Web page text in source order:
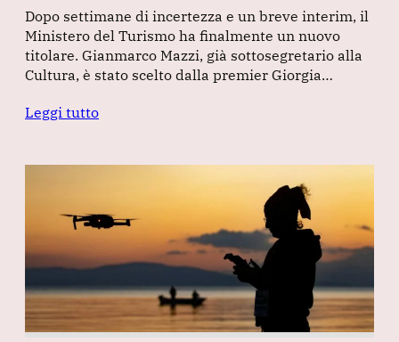
Dopo settimane di incertezza e un breve interim, il
Ministero del Turismo ha finalmente un nuovo
titolare. Gianmarco Mazzi, già sottosegretario alla
Cultura, è stato scelto dalla premier Giorgia…
Leggi tutto